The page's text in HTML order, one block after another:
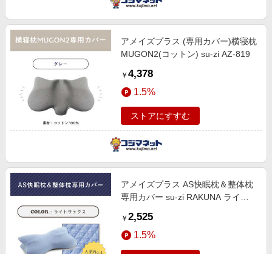
アメイズプラス (専用カバー)横寝枕
MUGON2(コットン) su-zi AZ-819
￥ 4,378
1.5%
ストアにすすむ
アメイズプラス AS快眠枕＆整体枕
専用カバー su-zi RAKUNA ライト
￥ 2,525
1.5%